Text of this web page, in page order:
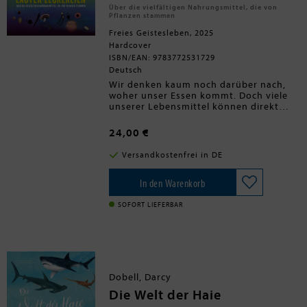
Über die vielfältigen Nahrungsmittel, die von
Pflanzen stammen
Freies Geistesleben, 2025
Hardcover
ISBN/EAN: 9783772531729
Deutsch
Wir denken kaum noch darüber nach,
woher unser Essen kommt. Doch viele
unserer Lebensmittel können direkt
werden - sie schmecken fabelhaft und in
ihnen geschieht Fantastisches. Aber wer
weiß das schon? Dieses ungewöhnliche
Sachbilderbuch erklärt und zeigt in
Wort und Bild, woher unsere tägliche
Nahrung kommt und welche Wunder
beim Wachsen und Reifen geschehen.
Vom Samen zum Keim, über Stängel
Wurzeln, Knollen und Zwiebeln werden
nicht vergessen - und der Kreislauf
schließt sich, wenn wir für die Pilze
24,00 €
Versandkostenfrei in DE
In den Warenkorb
SOFORT LIEFERBAR
Dobell, Darcy
Die Welt der Haie